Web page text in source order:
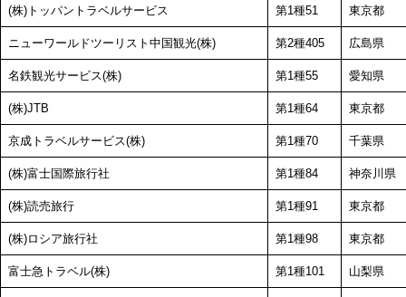
(株)トッパントラベルサービス 第1種51 東京都
ニューワールドツーリスト中国観光(株) 第2種405 広島県
名鉄観光サービス(株) 第1種55 愛知県
(株)JTB 第1種64 東京都
京成トラベルサービス(株) 第1種70 千葉県
(株)富士国際旅行社 第1種84 神奈川県
(株)読売旅行 第1種91 東京都
(株)ロシア旅行社 第1種98 東京都
富士急トラベル(株) 第1種101 山梨県